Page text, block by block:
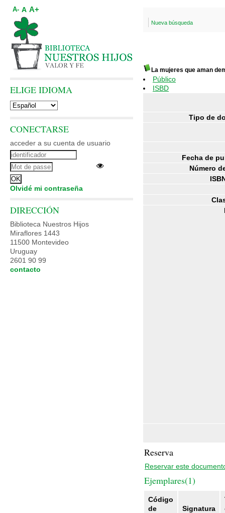
Nueva búsqueda
La mujeres que aman
Público
ISBD
Tipo de
Fecha de
Número
Reserva
Reservar este
Ejemplares(1)
Código
de
Signatura
A- A A+
ELIGE IDIOMA
CONECTARSE
acceder a su cuenta de usuario
Olvidé mi contraseña
DIRECCIÓN
Biblioteca Nuestros Hijos
Miraflores 1443
11500 Montevideo
Uruguay
2601 90 99
contacto